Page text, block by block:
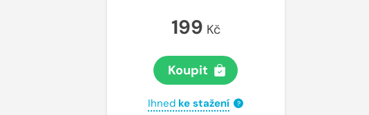
199 Kč
Koupit
Ihned ke stažení ?